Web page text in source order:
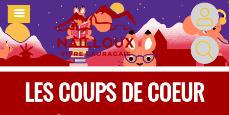
Aller
contenu
principal
MENU
LES COUPS DE COEUR